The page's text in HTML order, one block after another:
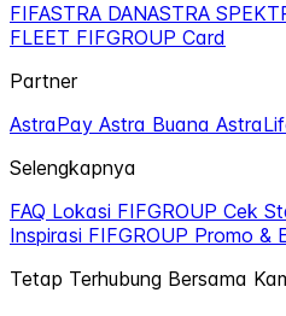
FIFASTRA DANASTRA
FLEET FIFGROUP Card
Partner
AstraPay Astra Buana
Selengkapnya
FAQ Lokasi FIFGROUP Cek
Inspirasi FIFGROUP Promo &
Tetap Terhubung Bersama